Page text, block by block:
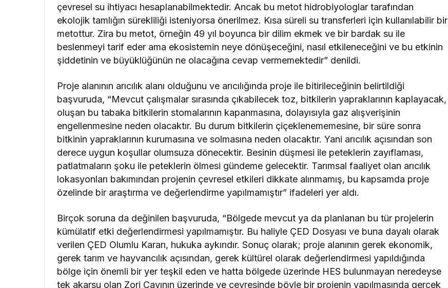
çevresel su ihtiyacı hesaplanabilmektedir. Ancak bu metot hidrobiyologlar tarafından
ekolojik tamlığın sürekliliği isteniyorsa önerilmez. Kısa süreli su transferleri için kullanılabilir bir
metottur. Zira bu metot, örneğin 49 yıl boyunca bir dilim ekmek ve bir bardak su ile
beslenmeyi tarif eder ama ekosistemin neye dönüşeceğini, nasıl etkileneceğini ve bu etkinin
şiddetinin ve büyüklüğünün ne olacağına cevap vermemektedir” denildi.
Proje alanının arıcılık alanı olduğunu ve arıcılığında proje ile bitirileceğinin belirtildiği
başvuruda, “Mevcut çalışmalar sırasında çıkabilecek toz, bitkilerin yapraklarının kaplayacak,
oluşan bu tabaka bitkilerin stomalarının kapanmasına, dolayısıyla gaz alışverişinin
engellenmesine neden olacaktır. Bu durum bitkilerin çiçeklenememesine, bir süre sonra
bitkinin yapraklarının kurumasına ve solmasına neden olacaktır. Yani arıcılık açısından son
derece uygun koşullar olumsuza dönecektir. Besinin düşmesi ile peteklerin zayıflaması,
patlatmaların şoku ile peteklerin ölmesi gündeme gelecektir. Tarımsal faaliyet olan arıcılık
lokasyonları bakımından projenin çevresel etkileri dikkate alınmamış, bu kapsamda proje
özelinde bir araştırma ve değerlendirme yapılmamıştır” ifadeleri yer aldı.
Birçok soruna da değinilen başvuruda, “Bölgede mevcut ya da planlanan bu tür projelerin
kümülatif etki değerlendirmesi yapılmamıştır. Bu haliyle ÇED Dosyası ve buna dayalı olarak
verilen ÇED Olumlu Kararı, hukuka aykırıdır. Sonuç olarak; proje alanının gerek ekonomik,
gerek tarım ve hayvancılık açısından, gerek kültürel olarak değerlendirmesi yapıldığında
bölge için önemli bir yer teşkil eden ve hatta bölgede üzerinde HES bulunmayan neredeyse
tek akarsu olan Zori Çayının üzerinde ve çevresinde böyle bir projenin yapılmasında gerçek